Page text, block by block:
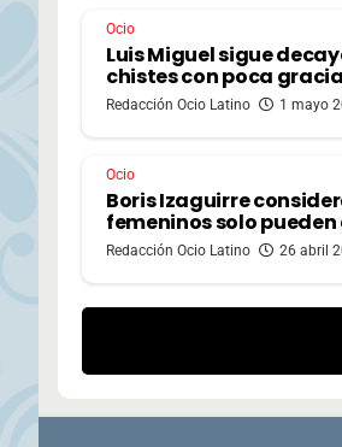
Ocio
Luis Miguel sigue
chistes con poca
Redacción Ocio Latino 1 mayo
Ocio
Boris Izaguirre
femeninos solo
Redacción Ocio Latino 26 abril